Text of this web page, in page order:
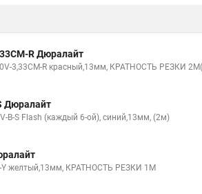
R Дюралайт
3,33СМ-R красный,13мм, КРАТНОСТЬ РЕЗКИ
Дюралайт
B-S Flash (каждый 6-ой), синий,13мм, (2м)
Y желтый,13мм, КРАТНОСТЬ РЕЗКИ 1М